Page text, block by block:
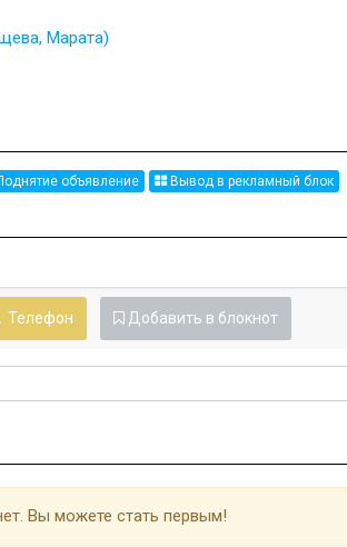
Марата)
объявление Вывод в рекламный блок
Телефон Добавить в блокнот
Вы можете стать первым!